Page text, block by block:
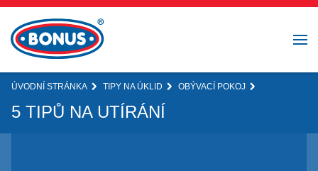
ÚVODNÍ STRÁNKA TIPY NA ÚKLID OBÝVACÍ POKOJ
5 TIPŮ NA UTÍRÁNÍ